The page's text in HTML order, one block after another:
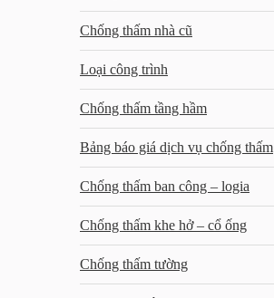
Chống thấm nhà cũ
Loại công trình
Chống thấm tầng hầm
Bảng báo giá dịch vụ chống thấm
Chống thấm ban công – logia
Chống thấm khe hở – cổ ống
Chống thấm tường